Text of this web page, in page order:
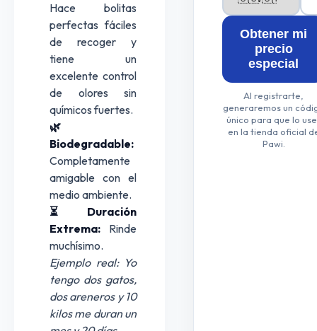
Hace bolitas
perfectas fáciles
de recoger y
tiene un
excelente control
de olores sin
químicos fuertes.
🌿
Biodegradable:
Completamente
amigable con el
medio ambiente.
⏳ Duración
Extrema: Rinde
muchísimo.
Ejemplo real: Yo
tengo dos gatos,
dos areneros y 10
kilos me duran un
Obtener mi
precio
especial
Al registrarte,
generaremos un
único para que lo
en la tienda oficial
Pawi.